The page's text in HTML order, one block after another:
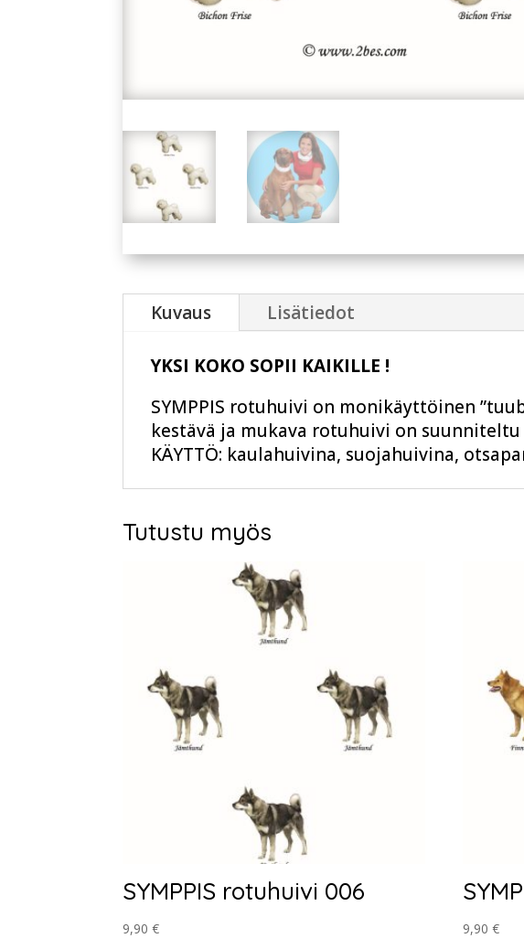
Kuvaus Lisätiedot
YKSI KOKO SOPII KAIKILLE !
SYMPPIS rotuhuivi on monikäyttöinen
kestävä ja mukava rotuhuivi on
KÄYTTÖ: kaulahuivina, suojahuivina,
Tutustu myös
SYMPPIS rotuhuivi 006
9,90€ 9,90 €